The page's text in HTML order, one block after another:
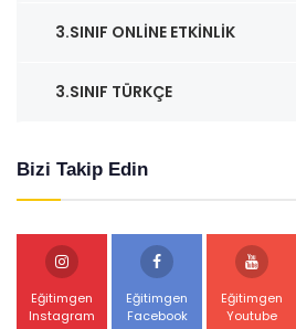
3.SINIF ONLINE ETKINLIK
3.SINIF TÜRKÇE
Bizi Takip Edin
Eğitimgen
Instagram
Eğitimgen
Facebook
Eğitimgen
Youtube